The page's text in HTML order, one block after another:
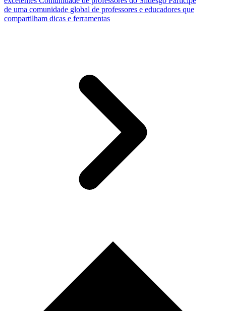
de uma comunidade global de professores e educadores que
compartilham dicas e ferramentas